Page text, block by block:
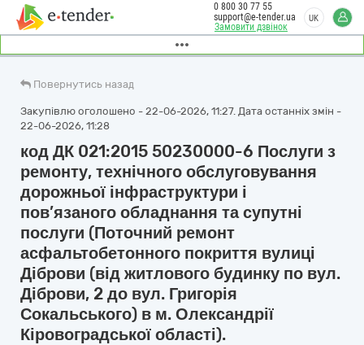
Замовити дзвінок
0 800 30 77 55
support@e-tender.ua
UK
Повернутись назад
Закупівлю оголошено - 22-06-2026, 11:27. Дата останніх змін -
22-06-2026, 11:28
код ДК 021:2015 50230000-6 Послуги з
ремонту, технічного обслуговування
дорожньої інфраструктури і
пов’язаного обладнання та супутні
послуги (Поточний ремонт
асфальтобетонного покриття вулиці
Діброви (від житлового будинку по вул.
Діброви, 2 до вул. Григорія
Сокальського) в м. Олександрії
Кіровоградської області).